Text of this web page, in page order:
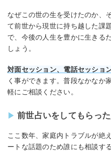
なぜこの世の生を受けたのか、
て前世から現世に持ち越した課
で、今後の人生を豊かに生きる
しょう。
対面セッション、電話セッショ
く事ができます。普段なかなか
軽にご相談ください。
前世占いをしてもらっ
ここ数年、家庭内トラブルが絶
ートな話題のため誰にも相談す